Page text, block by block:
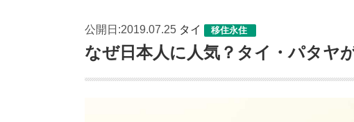
世界共通情報
北米
アイ
イギ
公開日:2019.07.25 タイ 移住永住
なぜ日本人に人気？タイ・パタヤ